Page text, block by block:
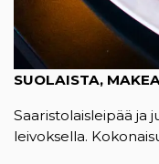
SUOLAISTA,
Saaristolaisleipää ja
leivoksella.